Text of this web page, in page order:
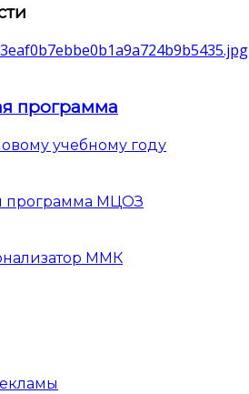
программа
учебному году
программа МЦОЗ
ММК